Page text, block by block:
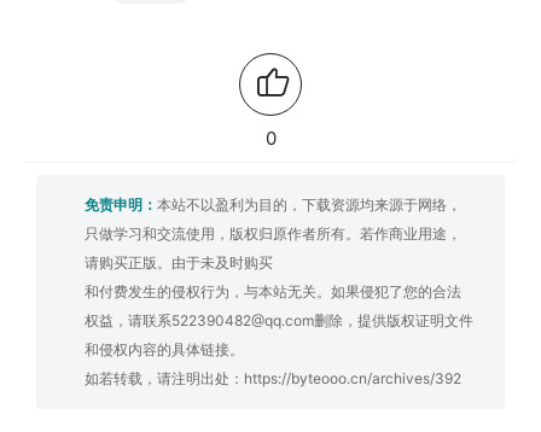
0
免责申明： 本站不以盈利为目的，下载资源均来源于网络，
只做学习和交流使用，版权归原作者所有。若作商业用途，
请购买正版。由于未及时购买
和付费发生的侵权行为，与本站无关。如果侵犯了您的合法
权益，请联系522390482@qq.com删除，提供版权证明文件
和侵权内容的具体链接。
如若转载，请注明出处： https://byteooo.cn/archives/392